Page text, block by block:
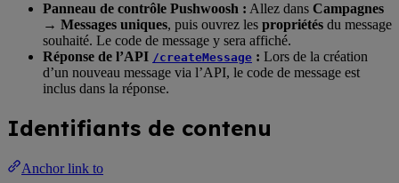
Panneau de contrôle Pushwoosh : Allez dans Campagnes
→ Messages uniques, puis ouvrez les propriétés du message
souhaité. Le code de message y sera affiché.
Réponse de l’API /createMessage : Lors de la création
d’un nouveau message via l’API, le code de message est
inclus dans la réponse.
Identifiants de contenu
Anchor link to